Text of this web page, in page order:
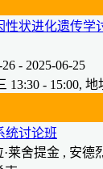
性状进化遗传学
- 2025-06-25
13:30 - 15:00, 地
统讨论班
·莱舍提金 , 安德